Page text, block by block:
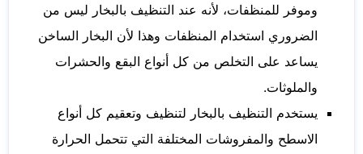
وموفر للمنظفات، لأنه عند التنظيف بالبخار ليس من
الضروري استخدام المنظفات وهذا لأن البخار الساخن
يساعد على التخلص من كل أنواع البقع والحشرات
والملوثات.
يستخدم التنظيف بالبخار لتنظيف وتعقيم كل أنواع
الاسطح والمفروشات المختلفة التي تتحمل الحرارة